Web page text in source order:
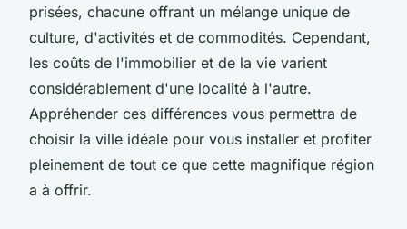
prisées, chacune offrant un mélange unique de
culture, d'activités et de commodités. Cependant,
les coûts de l'immobilier et de la vie varient
considérablement d'une localité à l'autre.
Appréhender ces différences vous permettra de
choisir la ville idéale pour vous installer et profiter
pleinement de tout ce que cette magnifique région
a à offrir.